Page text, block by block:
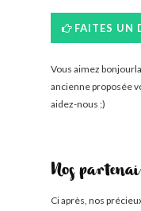
FAITES UN
Vous aimez
ancienne proposée
aidez-nous ;)
Nos
Ci après, nos